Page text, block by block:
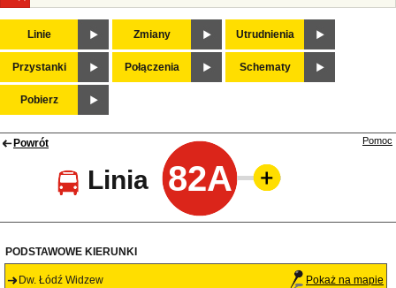
Linie Zmiany Utrudnienia
Przystanki Połączenia Schematy
Pobierz
Powrót
Linia 82A
Pomoc
PODSTAWOWE KIERUNKI
Dw. Łódź Widzew Pokaż na mapie